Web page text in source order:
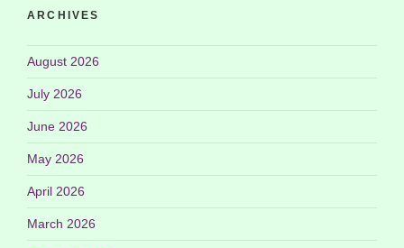
ARCHIVES
August 2026
July 2026
June 2026
May 2026
April 2026
March 2026